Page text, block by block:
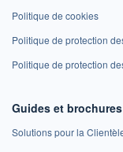
Politique de cookies
Politique de protection
Politique de protection
Guides et brochures
Solutions pour la